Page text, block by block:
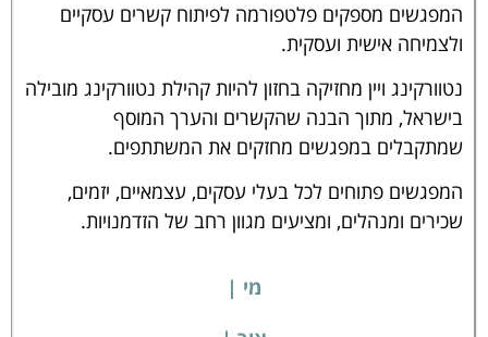
המפגשים מספקים פלטפורמה לפיתוח קשרים עסקיים
ולצמיחה אישית ועסקית.
נטוורקינג ויין מחזיקה בחזון להיות קהילת נטוורקינג מובילה
בישראל, מתוך הבנה שהקשרים והערך המוסף
שמתקבלים במפגשים מחזקים את המשתתפים.
המפגשים פתוחים לכל בעלי עסקים, עצמאיים, יזמים,
שכירים ומנהלים, ומציעים מגוון רחב של הזדמנויות.
מי |